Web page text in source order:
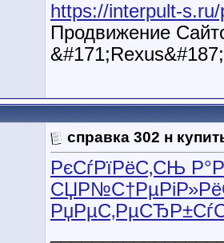
https://interpult-
Продвижение
справка 302 н
РєСѓРїРёС‚СЊ